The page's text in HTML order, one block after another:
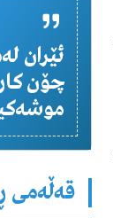
ئێران
چۆن
قەڵەمی